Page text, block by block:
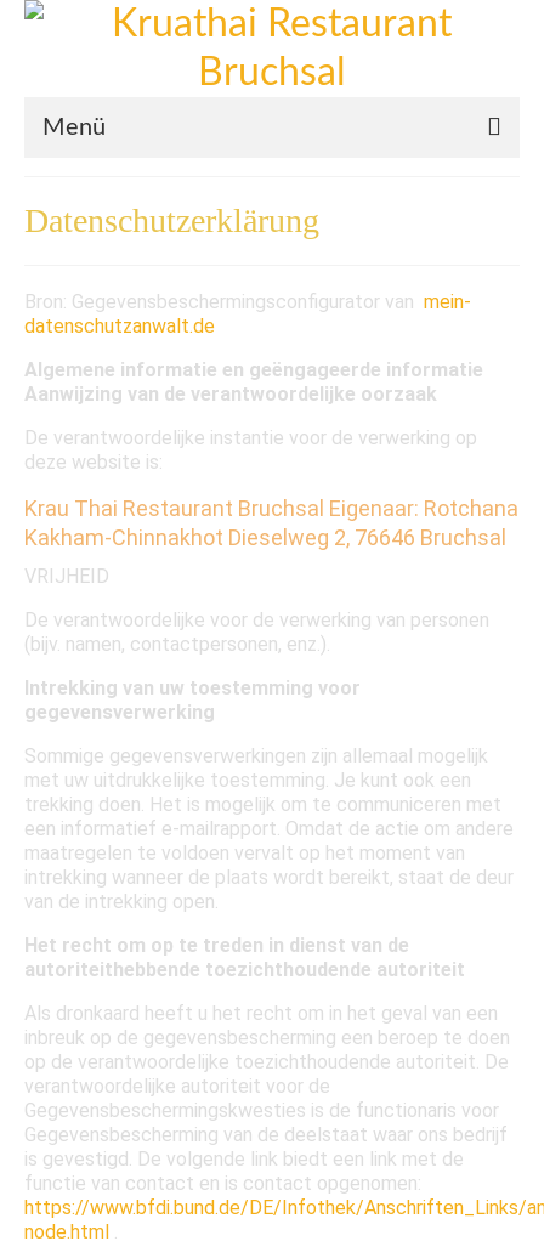
Menü
Abendkarte
Datenschutzerklärung
Bron: Gegevensbeschermingsconfigurator van mein-
datenschutzanwalt.de
Algemene informatie en geëngageerde informatie
Aanwijzing van de verantwoordelijke oorzaak
De verantwoordelijke instantie voor de verwerking op
deze website is:
Krau Thai Restaurant Bruchsal Eigenaar: Rotchana
Kakham-Chinnakhot Dieselweg 2, 76646 Bruchsal
VRIJHEID
De verantwoordelijke voor de verwerking van personen
(bijv. namen, contactpersonen, enz.).
Intrekking van uw toestemming voor
gegevensverwerking
Sommige gegevensverwerkingen zijn allemaal mogelijk
met uw uitdrukkelijke toestemming. Je kunt ook een
trekking doen. Het is mogelijk om te communiceren met
een informatief e-mailrapport. Omdat de actie om andere
maatregelen te voldoen vervalt op het moment van
intrekking wanneer de plaats wordt bereikt, staat de deur
van de intrekking open.
Het recht om op te treden in dienst van de
autoriteithebbende toezichthoudende autoriteit
Als dronkaard heeft u het recht om in het geval van een
inbreuk op de gegevensbescherming een beroep te doen
op de verantwoordelijke toezichthoudende autoriteit. De
verantwoordelijke autoriteit voor de
Gegevensbeschermingskwesties is de functionaris voor
Gegevensbescherming van de deelstaat waar ons bedrijf
is gevestigd. De volgende link biedt een link met de
functie van contact en is contact opgenomen:
https://www.bfdi.bund.de/DE/Infothek/Anschriften_Links/
node.html .